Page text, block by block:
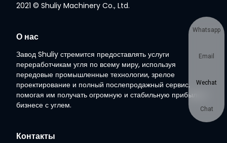
2021 © Shuliy Machinery Co., Ltd.
О нас
Завод Shuliy стремится предоставлять услуги
переработчикам угля по всему миру, используя
передовые промышленные технологии, зрелое
проектирование и полный послепродажный сервис,
помогая им получать огромную и стабильную прибыль в
бизнесе с углем.
Контакты
Whatsapp
Email
Wechat
Chat